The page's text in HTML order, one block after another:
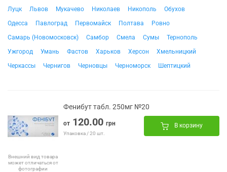
Луцк
Львов Мукачево Николаев Никополь
Обухов
Одесса
Павлоград Первомайск Полтава
Ровно
Самарь (Новомосковск)
Самбор Смела Сумы
Тернополь
Ужгород
Умань Фастов Харьков Херсон
Хмельницкий
Черкассы
Чернигов Черновцы Черноморск Шептицкий
Внешний вид товара
может отличаться от
фотографии
Фенибут табл. 250мг №20
от 120.00 грн
Упаковка / 20 шт.
В корзину